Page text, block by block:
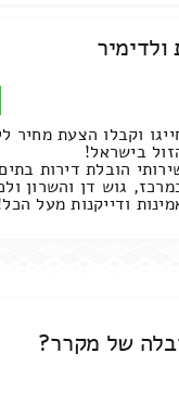
ולדימיר
וקבלו הצעת מחיר
בישראל!
הובלת דירות
גוש דן והשרון
ודייקנות מעל
של מקרר?